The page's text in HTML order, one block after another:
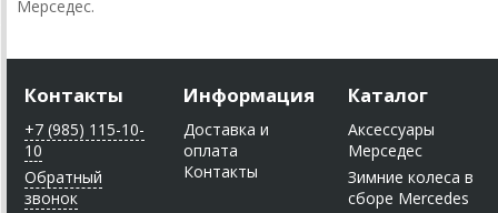
Мерседес.
Контакты
+7 (985) 115-10-
10
Обратный
звонок
Информация
Доставка и
оплата
Контакты
Каталог
Аксессуары
Мерседес
Зимние колеса в
сборе Mercedes